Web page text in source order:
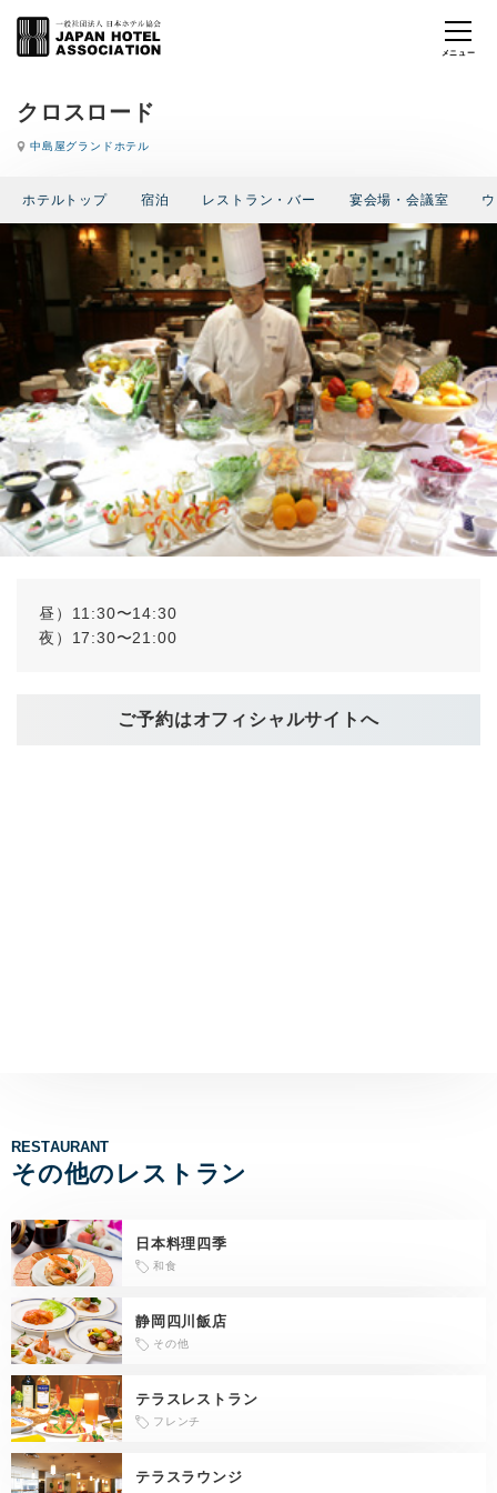
クロスロード
中島屋グランドホテル
ホテルトップ 宿泊 レストラン・バー 宴会場・会議室
ご予約はオフィシャルサイトへ
昼）11:30〜14:30
夜）17:30〜21:00
RESTAURANT
その他のレストラン
日本料理四季
和食
静岡四川飯店
その他
テラスレストラン
フレンチ
テラスラウンジ